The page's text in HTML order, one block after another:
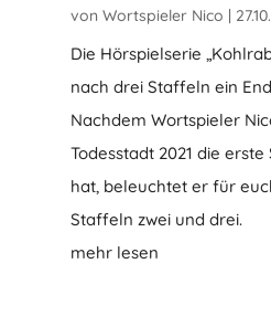
von Wortspieler Nico |
Die Hörspielserie
nach drei Staffeln ein
Nachdem Wortspieler
Todesstadt 2021 die
hat, beleuchtet er für
Staffeln zwei und drei.
mehr lesen